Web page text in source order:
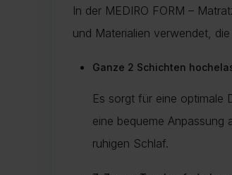
In der MEDIRO FORM –
und Materialien verwendet,
Ganze 2 Schichten
Es sorgt für eine optimale
eine bequeme
ruhigen Schlaf.